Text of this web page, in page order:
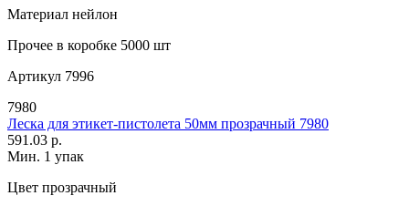
Материал нейлон
Прочее в коробке 5000 шт
Артикул 7996
7980
Леска для этикет-пистолета 50мм прозрачный 7980
591.03 р.
Мин. 1 упак
Цвет прозрачный